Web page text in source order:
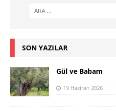
SON YAZILAR
Gül ve Babam
19 Haziran 2026